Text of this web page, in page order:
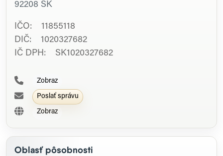
92208 SK
IČO: 11855118
DIČ: 1020327682
IČ DPH: SK1020327682
Zobraz
Poslať správu
Zobraz
Oblasť pôsobnosti